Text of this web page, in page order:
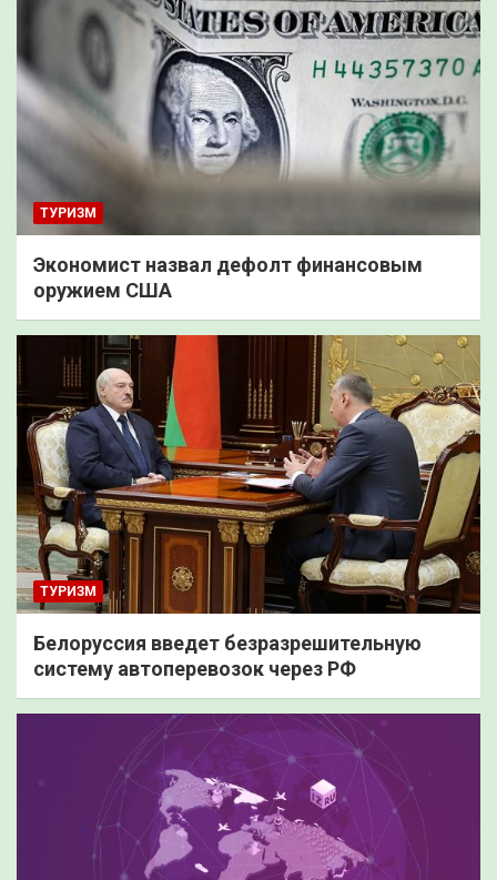
ТУРИЗМ
Экономист назвал дефолт финансовым
оружием США
ТУРИЗМ
Белоруссия введет безразрешительную
систему автоперевозок через РФ